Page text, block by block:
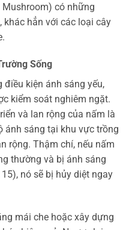
có những
khác hẳn với các loại cây
Sống
điều kiện ánh sáng yếu,
kiểm soát nghiêm ngặt.
và lan rộng của nấm là
ánh sáng tại khu vực trồng
rộng. Thậm chí, nếu nấm
thường và bị ánh sáng
nó sẽ bị hủy diệt ngay
mái che hoặc xây dựng